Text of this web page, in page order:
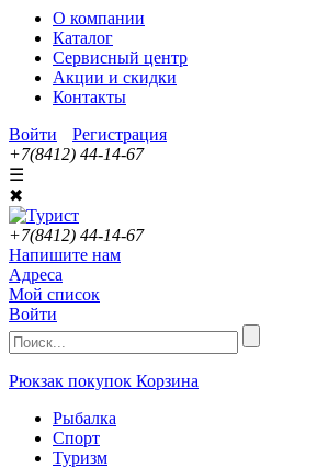
О компании
Каталог
Сервисный центр
Акции и скидки
Контакты
Войти
Регистрация
+7(8412) 44-14-67
☰
✖
+7(8412) 44-14-67
Напишите нам
Адреса
Мой список
Войти
Рюкзак покупок Корзина
Рыбалка
Спорт
Туризм